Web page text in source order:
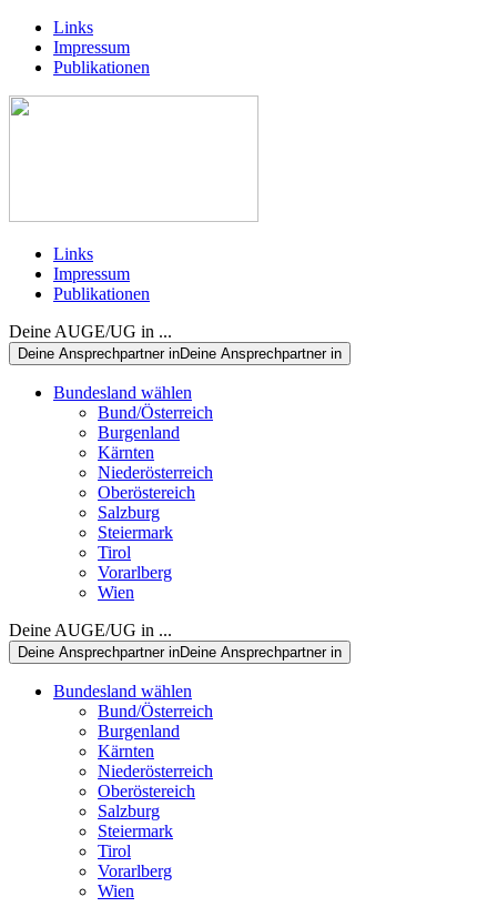
Links
Impressum
Publikationen
Links
Impressum
Publikationen
Deine AUGE/UG in ...
Deine Ansprechpartner inDeine Ansprechpartner in
Bundesland wählen
Bund/Österreich
Burgenland
Kärnten
Niederösterreich
Oberöstereich
Salzburg
Steiermark
Tirol
Vorarlberg
Wien
Deine AUGE/UG in ...
Deine Ansprechpartner inDeine Ansprechpartner in
Bundesland wählen
Bund/Österreich
Burgenland
Kärnten
Niederösterreich
Oberöstereich
Salzburg
Steiermark
Tirol
Vorarlberg
Wien